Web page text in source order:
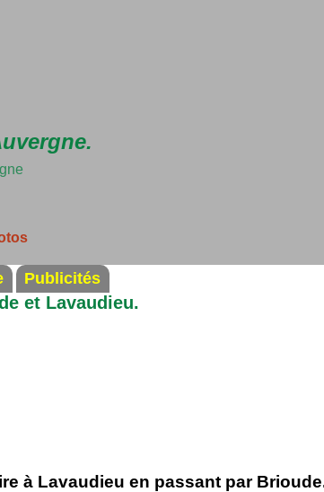
Publicités
et Lavaudieu.
à Lavaudieu en passant par